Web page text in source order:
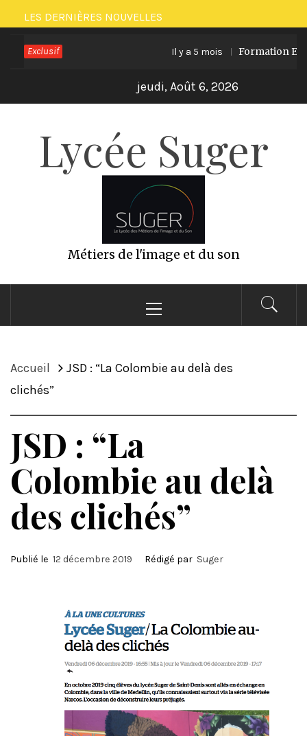
Passer
au
contenu
LES DERNIÈRES NOUVELLES
Exclusif Il y a 5 mois Formation ECO
jeudi, Août 6, 2026
Lycée Suger
Métiers de l'image et du son
principal
Accueil
JSD : “La Colombie au delà des
clichés”
JSD : “La
Colombie au delà
des clichés”
Publié le 12 décembre 2019 Rédigé par Suger